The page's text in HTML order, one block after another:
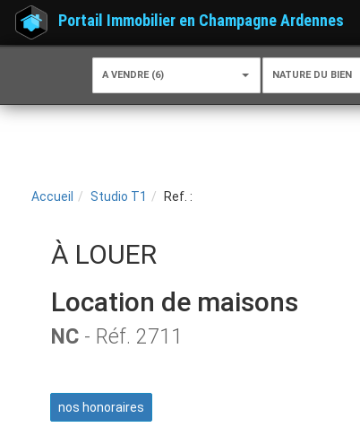
Portail Immobilier en Champagne Ardennes
A VENDRE (6) NATURE DU BIEN
Accueil Studio T1 Ref. :
À LOUER
Location de maisons
NC - Réf. 2711
nos honoraires